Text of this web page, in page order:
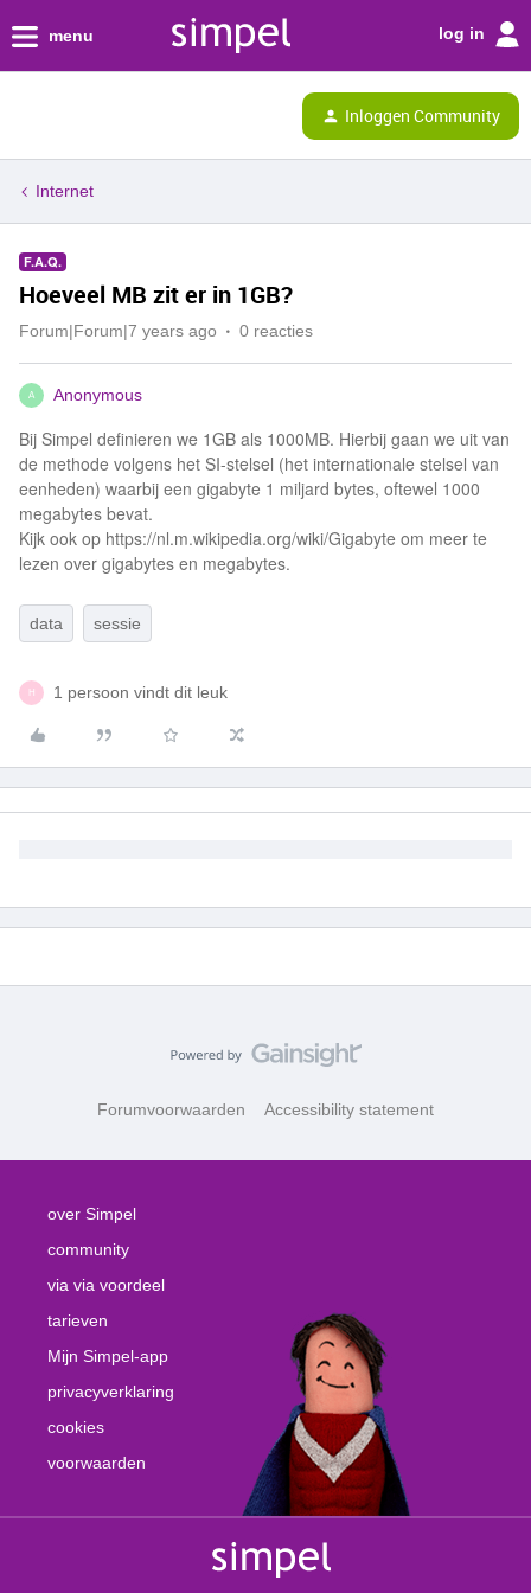
menu log in
Inloggen Community
Internet
F.A.Q.
Hoeveel MB zit er in 1GB?
Forum|Forum|7 years ago 0 reacties
A Anonymous
Bij Simpel definieren we 1GB als 1000MB. Hierbij gaan we uit van
de methode volgens het SI-stelsel (het internationale stelsel van
eenheden) waarbij een gigabyte 1 miljard bytes, oftewel 1000
megabytes bevat.
Kijk ook op https://nl.m.wikipedia.org/wiki/Gigabyte om meer te
lezen over gigabytes en megabytes.
data sessie
H 1 persoon vindt dit leuk
Forumvoorwaarden Accessibility statement
over Simpel
community
via via voordeel
tarieven
Mijn Simpel-app
privacyverklaring
cookies
voorwaarden